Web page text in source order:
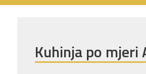
Kuhinja po mjeri